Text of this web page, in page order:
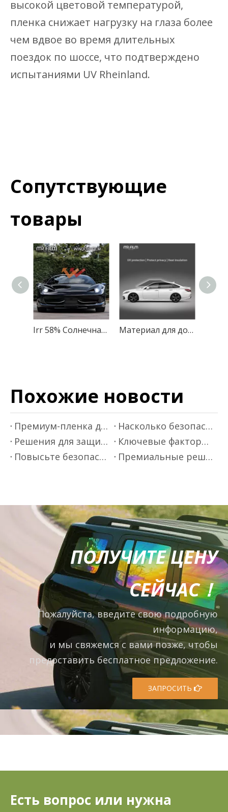
высокой цветовой температурой,
пленка снижает нагрузку на глаза более
чем вдвое во время длительных
поездок по шоссе, что подтверждено
испытаниями UV Rheinland.
Сопутствующие
товары
Irr 58% Солнечная тонированная прозрачная пленка для автомобильного стекла Материал для домашних животных, глянцевая поверхность, защита от царапин, УФ-доказательство, автоматическая оконная пленка с высоким Irr
Похожие новости
Премиум-пленка для тонировки автомобильных стекол от Mr.Film
Насколько безопасна ваша автомобильная оконная пленка?
Решения для защитных пленок премиум-класса от Mr Film
Ключевые факторы, которые следует учитывать при выборе теплоизоляционной пленки
Повысьте безопасность вождения с помощью теплоизоляционной пленки
Премиальные решения для тонировки стекол автомобиля - Mr.film
ПОЛУЧИТЕ ЦЕНУ
СЕЙЧАС！
Пожалуйста, введите свою подробную
информацию,
и мы свяжемся с вами позже, чтобы
предоставить бесплатное предложение.
ЗАПРОСИТЬ
Есть вопрос или нужна